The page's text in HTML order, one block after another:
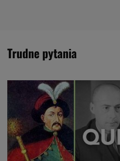
trudne pytania